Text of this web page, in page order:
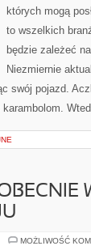
których mogą
to wszelkich
będzie zależeć
Niezmiernie
swój pojazd.
karambolom.
MOŻLIWOŚĆ